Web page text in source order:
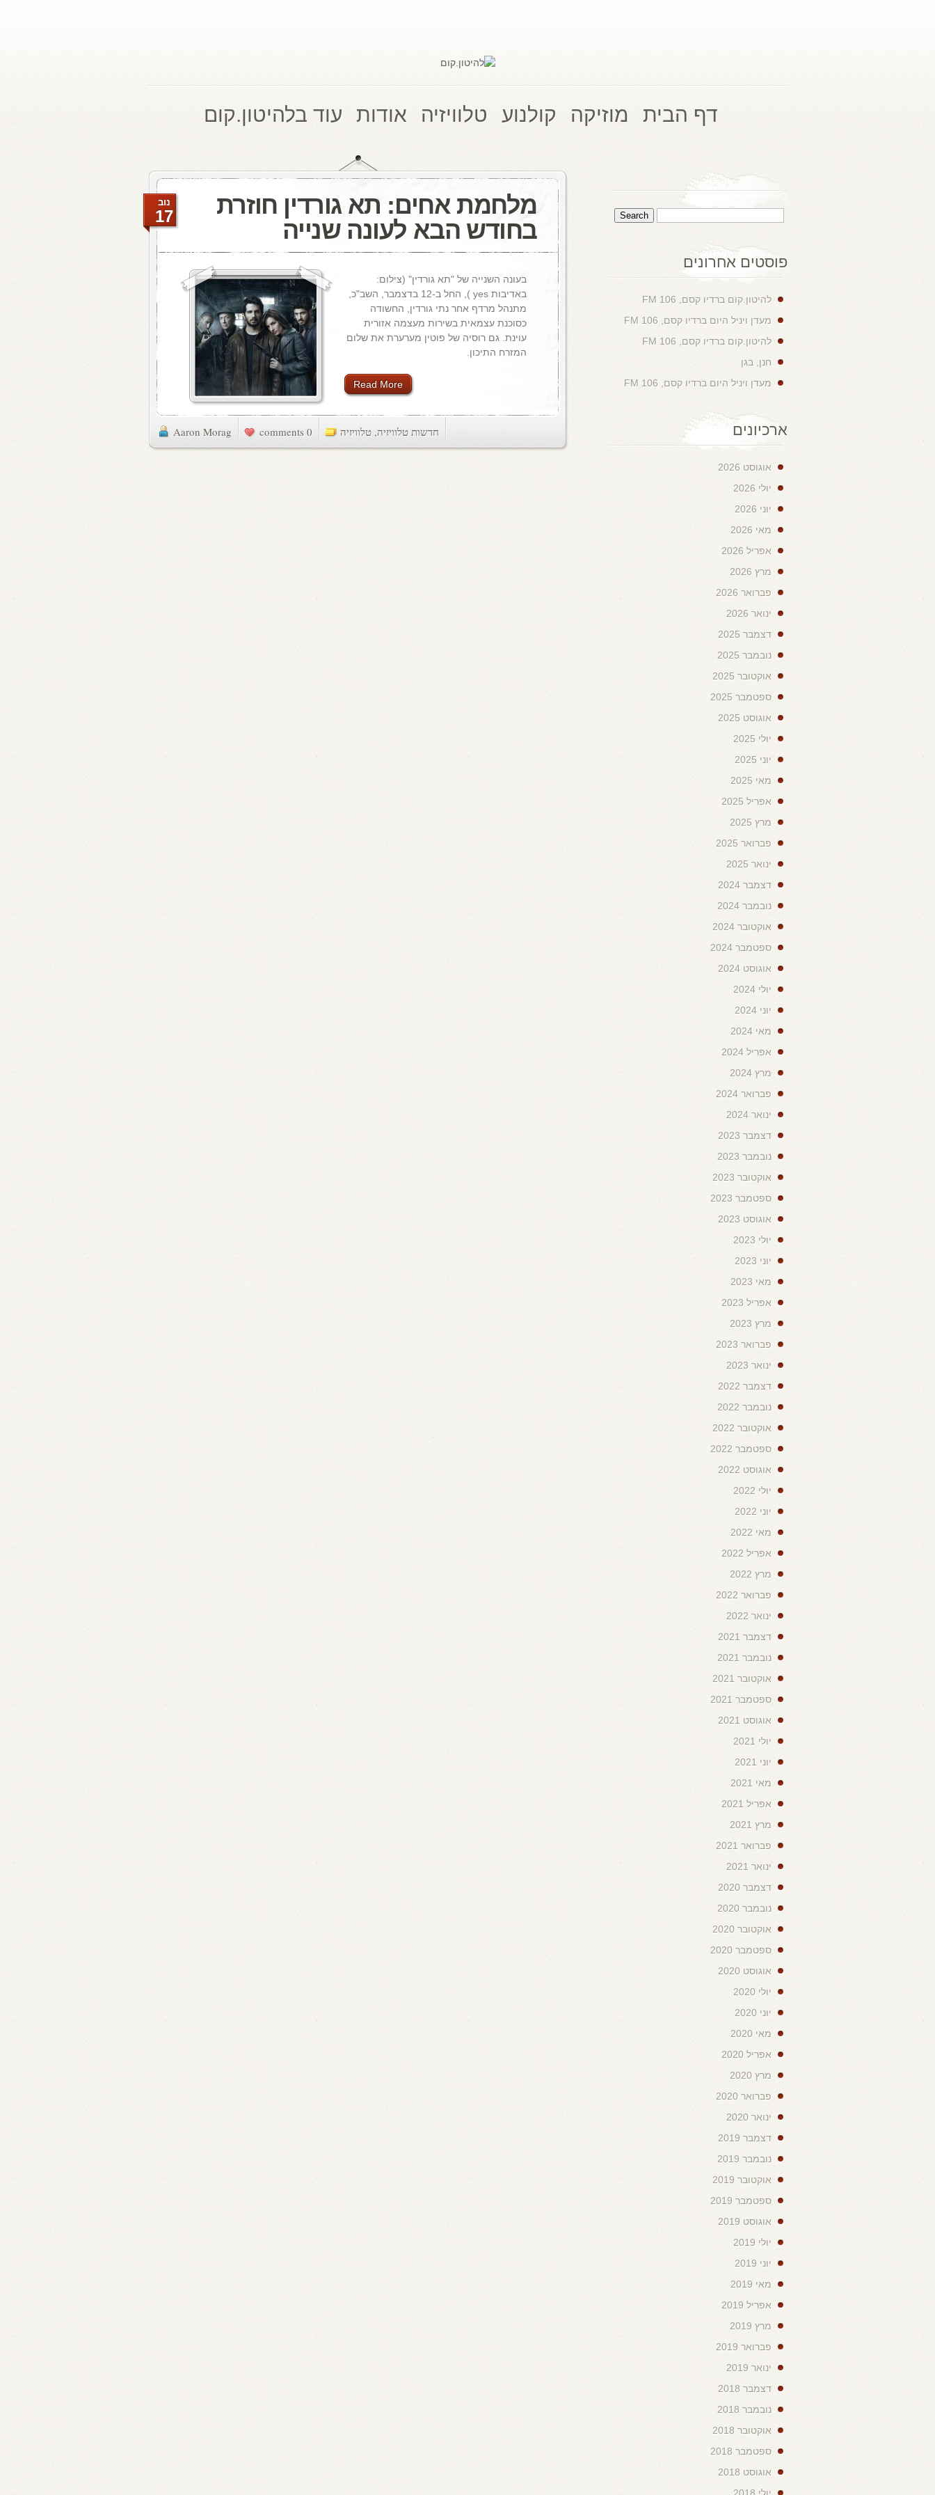
דף הבית מוזיקה קולנוע טלוויזיה אודות עוד בלהיטון.קום
מלחמת אחים: תא גורדין חוזרת
בחודש הבא לעונה שנייה
נוב
17
בעונה השנייה של "תא גורדין" (צילום:
באדיבות yes ), החל ב-12 בדצמבר, השב"כ,
מתנהל מרדף אחר נתי גורדין, החשודה
כסוכנת עצמאית בשירות מעצמה אזורית
עוינת. גם רוסיה של פוטין מערערת את שלום
המזרח התיכון.
Read More
Aaron Morag 0 comments חדשות טלוויזיה, טלוויזיה
פוסטים אחרונים
להיטון.קום ברדיו קסם, 106 FM
מעדן ויניל היום ברדיו קסם, 106 FM
להיטון.קום ברדיו קסם, 106 FM
חנן, בגן
מעדן ויניל היום ברדיו קסם, 106 FM
ארכיונים
אוגוסט 2026
יולי 2026
יוני 2026
מאי 2026
אפריל 2026
מרץ 2026
פברואר 2026
ינואר 2026
דצמבר 2025
נובמבר 2025
אוקטובר 2025
ספטמבר 2025
אוגוסט 2025
יולי 2025
יוני 2025
מאי 2025
אפריל 2025
מרץ 2025
פברואר 2025
ינואר 2025
דצמבר 2024
נובמבר 2024
אוקטובר 2024
ספטמבר 2024
אוגוסט 2024
יולי 2024
יוני 2024
מאי 2024
אפריל 2024
מרץ 2024
פברואר 2024
ינואר 2024
דצמבר 2023
נובמבר 2023
אוקטובר 2023
ספטמבר 2023
אוגוסט 2023
יולי 2023
יוני 2023
מאי 2023
אפריל 2023
מרץ 2023
פברואר 2023
ינואר 2023
דצמבר 2022
נובמבר 2022
אוקטובר 2022
ספטמבר 2022
אוגוסט 2022
יולי 2022
יוני 2022
מאי 2022
אפריל 2022
מרץ 2022
פברואר 2022
ינואר 2022
דצמבר 2021
נובמבר 2021
אוקטובר 2021
ספטמבר 2021
אוגוסט 2021
יולי 2021
יוני 2021
מאי 2021
אפריל 2021
מרץ 2021
פברואר 2021
ינואר 2021
דצמבר 2020
נובמבר 2020
אוקטובר 2020
ספטמבר 2020
אוגוסט 2020
יולי 2020
יוני 2020
מאי 2020
אפריל 2020
מרץ 2020
פברואר 2020
ינואר 2020
דצמבר 2019
נובמבר 2019
אוקטובר 2019
ספטמבר 2019
אוגוסט 2019
יולי 2019
יוני 2019
מאי 2019
אפריל 2019
מרץ 2019
פברואר 2019
ינואר 2019
דצמבר 2018
נובמבר 2018
אוקטובר 2018
ספטמבר 2018
אוגוסט 2018